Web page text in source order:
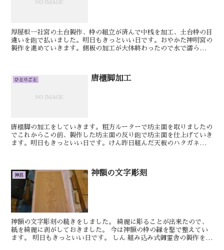
厚屋根一社宮の土台製作、枠の組立が済んで中桟を加工、土台枠の目
違いを鉋で払いました。明日もきっといい日です。おやかた神明宮の
製作を進めていきます。側板の加工が大体終わったので水で濡らして
ひとりごと 唐櫃脚加工
唐櫃脚の加工をしていきます。粗方ルーターで坊主面を取りましたの
でこれからこの前、製作した坊主面の反り鉋で坊主面を仕上げていき
ます。明日もきっといい日です。けん昨日組んだ天板のハタガネを外
神具 神額の文字彫刻
神額の文字彫刻の続きをしました。 綺麗に彫ることが出来たので、
紙を綺麗に剥がしておきました。 今は神額の枠の縁を鑿で整えてい
ます。 明日もきっといい日です。 しん 組み込み式御霊舎の製作を進